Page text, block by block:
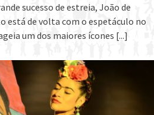
sucesso de estreia, João de
está de volta com o espetáculo no
um dos maiores ícones [...]